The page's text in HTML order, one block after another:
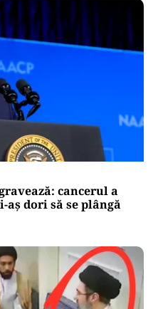
cancerul a
aș dori să se plângă